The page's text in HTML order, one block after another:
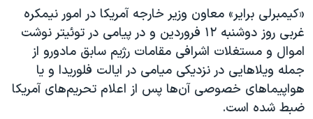
تریبونال مردمی آبان ۹۸
دادگاه حمید نوری
چهل سال گروگان‌گیری
قانون شفافیت دارائی کادر رهبری ایران
«کیمبرلی برایر» معاون وزیر خارجه آمریکا در امور نیمکره
غربی روز دوشنبه ۱۲ فروردین و در پیامی در توئیتر نوشت
اموال و مستغلات اشرافی مقامات رژیم سابق مادورو از
جمله ویلاهایی در نزدیکی میامی در ایالت فلوریدا و یا
هواپیماهای خصوصی آن‌ها پس از اعلام تحریم‌های آمریکا
ضبط شده است.